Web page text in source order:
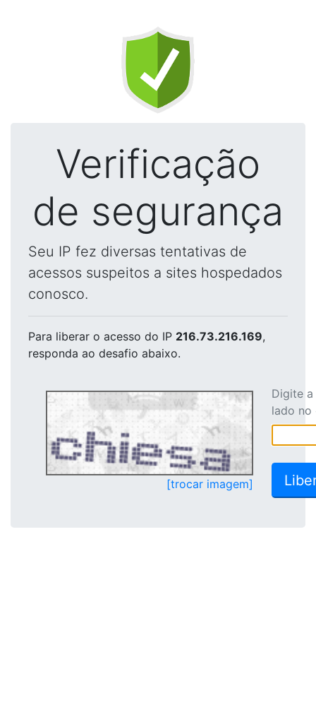
Verificação
de segurança
Seu IP fez diversas tentativas de
acessos suspeitos a sites hospedados
conosco.
Para liberar o acesso do IP 216.73.216.169,
responda ao desafio abaixo.
[trocar imagem]
Digite
lado no